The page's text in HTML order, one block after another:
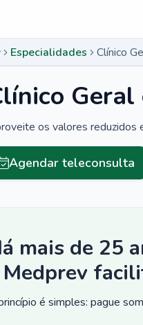
Especialidades Clínico
os valores reduzidos
Agendar teleconsulta
mais de 25
é simples: pague